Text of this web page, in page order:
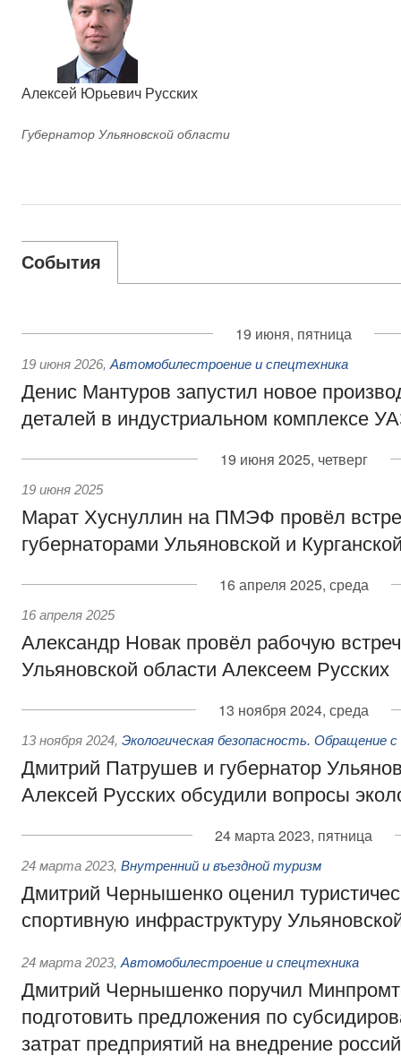
Алексей Юрьевич Русских
Губернатор Ульяновской области
События
19 июня, пятница
19 июня 2026, Автомобилестроение и спецтехника
Денис Мантуров запустил новое
деталей в индустриальном комплексе
19 июня 2025, четверг
19 июня 2025
Марат Хуснуллин на ПМЭФ провёл
губернаторами Ульяновской и
16 апреля 2025, среда
16 апреля 2025
Александр Новак провёл рабочую
Ульяновской области Алексеем Русских
13 ноября 2024, среда
13 ноября 2024, Экологическая безопасность. Обращение
Дмитрий Патрушев и губернатор
Алексей Русских обсудили вопросы
24 марта 2023, пятница
24 марта 2023, Внутренний и въездной туризм
Дмитрий Чернышенко оценил
спортивную инфраструктуру
24 марта 2023, Автомобилестроение и спецтехника
Дмитрий Чернышенко поручил
подготовить предложения по
затрат предприятий на внедрение